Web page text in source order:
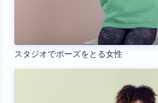
スタジオでポーズをとる女性